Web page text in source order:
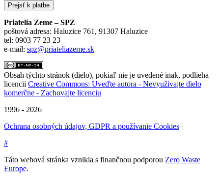
Priatelia Zeme – SPZ
poštová adresa: Haluzice 761, 91307 Haluzice
tel: 0903 77 23 23
e-mail: spz@priateliazeme.sk
Obsah týchto stránok (dielo), pokiaľ nie je uvedené inak, podlieha
licencii Creative Commons: Uveďte autora - Nevyužívajte dielo
komerčne - Zachovajte licenciu
1996 - 2026
Ochrana osobných údajov, GDPR a používanie Cookies
#
Táto webová stránka vznikla s finančnou podporou Zero Waste
Europe.